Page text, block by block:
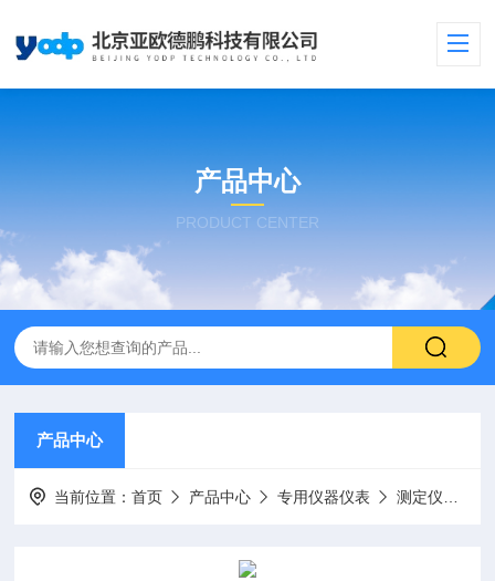
产品中心
PRODUCT CENTER
产品中心
当前位置：首页 产品中心 专用仪器仪表 测定仪